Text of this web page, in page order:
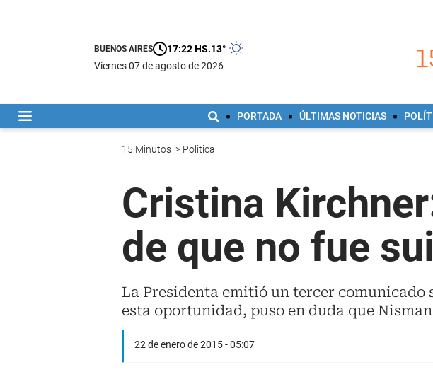
BUENOS AIRES 17:22 HS.13°
viernes 07 de agosto de 2026
PORTADA ÚLTIMAS NOTICIAS
15 Minutos > Politica
Cristina
de que no fue
La Presidenta emitió un tercer comunicado
esta oportunidad, puso en duda que
22 de enero de 2015 - 05:07